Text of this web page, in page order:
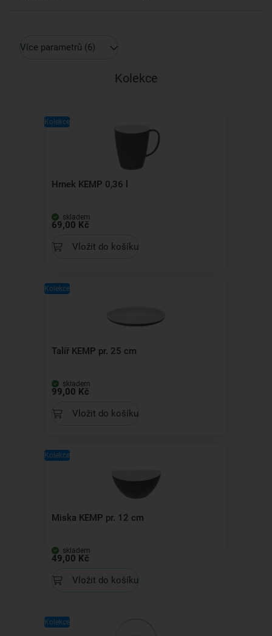
Více parametrů (6)
Kolekce
Kolekce
Hrnek KEMP 0,36 l
skladem
69,00 Kč
Vložit do košíku
Kolekce
Talíř KEMP pr. 25 cm
skladem
99,00 Kč
Vložit do košíku
Kolekce
Miska KEMP pr. 12 cm
skladem
49,00 Kč
Vložit do košíku
Kolekce